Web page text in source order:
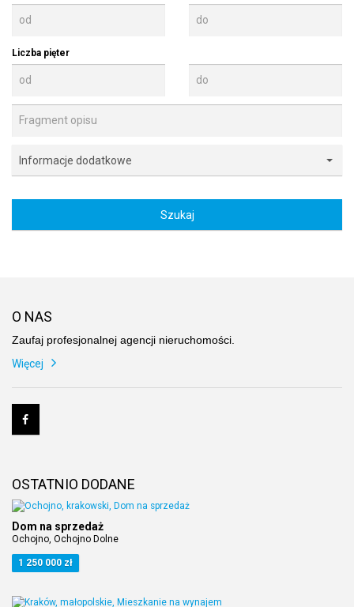
Liczba pięter
Informacje dodatkowe
Informacje dodatkowe
O NAS
Zaufaj profesjonalnej agencji nieruchomości.
Więcej
OSTATNIO DODANE
Dom na sprzedaż
Ochojno, Ochojno Dolne
1 250 000 zł